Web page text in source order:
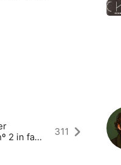
2 in fa
311